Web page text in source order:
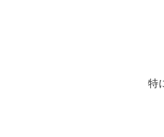
特